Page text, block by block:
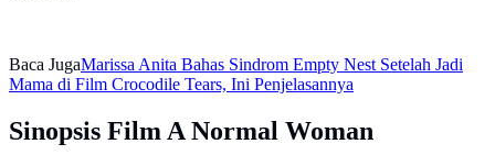
Baca JugaMarissa Anita Bahas Sindrom Empty Nest Setelah Jadi
Mama di Film Crocodile Tears, Ini Penjelasannya
Sinopsis Film A Normal Woman